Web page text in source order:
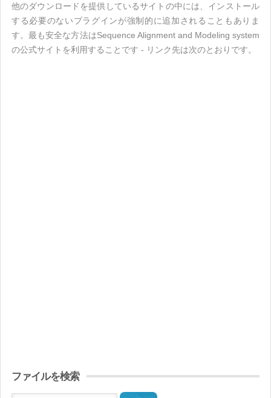
他のダウンロードを提供しているサイトの中には、インストール
する必要のないプラグインが強制的に追加されることもありま
す。最も安全な方法はSequence Alignment and Modeling system
の公式サイトを利用することです - リンク先は次のとおりです。
ファイルを検索